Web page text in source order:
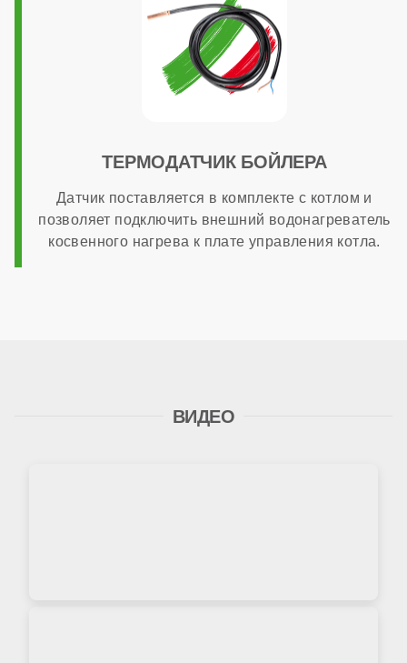
ТЕРМОДАТЧИК БОЙЛЕРА
Датчик поставляется в комплекте с котлом и
позволяет подключить внешний водонагреватель
косвенного нагрева к плате управления котла.
ВИДЕО